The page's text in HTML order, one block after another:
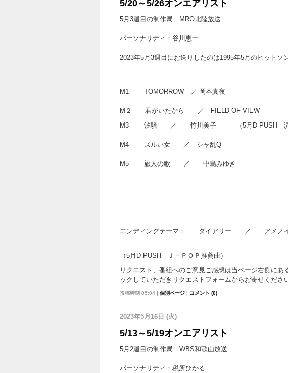
5/20～5/26オンエアリスト
5月3週目の制作局 MRO北陸放送
パーソナリティ：谷川恵一
2023年5月3週目にお送りしたのは1995年5月のヒットソ
M1 TOMORROW ／ 岡本真夜
M２ 君がいたから ／ FIELD OF VIEW
M3 汐騒 ／ 竹川美子 （5月D-PUSH 演歌
M4 ズルい女 ／
M5 旅人の歌 ／ 中
エンディングテーマ： ダイアリー ／ アメノイ
（5月D-PUSH Ｊ－ＰＯＰ推薦曲）
リクエスト、番組へのご意見ご感想は当ページ右側に
ックしていただきリクエストフォームからお寄せくださ
投稿時刻 05:04 | 個別ページ | コメント (0)
2023年5月16日 (火)
5/13～5/19オンエアリスト
5月2週目の制作局 WBS和歌山放送
パーソナリティ：税所ひかる